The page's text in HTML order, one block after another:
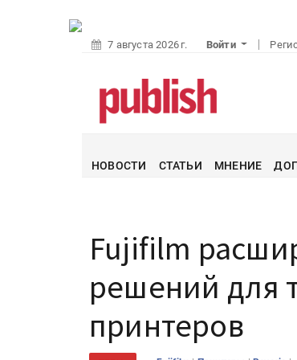
7 августа 2026 г. Войти
НОВОСТИ СТАТЬИ МНЕНИЕ
Fujifilm
решений для
принтеров